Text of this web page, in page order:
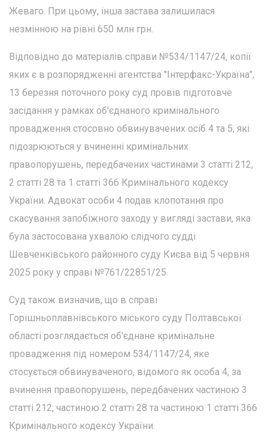
Жеваго. При цьому, інша застава залишилася
незмінною на рівні 650 млн грн.
Відповідно до матеріалів справи №534/1147/24, копії
яких є в розпорядженні агентства "Інтерфакс-Україна",
13 березня поточного року суд провів підготовче
засідання у рамках об'єднаного кримінального
провадження стосовно обвинувачених осіб 4 та 5, які
підозрюються у вчиненні кримінальних
правопорушень, передбачених частинами 3 статті 212,
2 статті 28 та 1 статті 366 Кримінального кодексу
України. Адвокат особи 4 подав клопотання про
скасування запобіжного заходу у вигляді застави, яка
була застосована ухвалою слідчого судді
Шевченківського районного суду Києва від 5 червня
2025 року у справі №761/22851/25.
Суд також визначив, що в справі
Горішньоплавнівського міського суду Полтавської
області розглядається об'єднане кримінальне
провадження під номером 534/1147/24, яке
стосується обвинуваченого, відомого як особа 4, за
вчинення правопорушень, передбачених частиною 3
статті 212, частиною 2 статті 28 та частиною 1 статті 366
Кримінального кодексу України.